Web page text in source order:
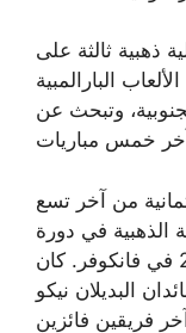
ذهبية ثالثة على
البارالمبية
الجنوبية، وتبحث عن
من آخر تسع
الذهبية في دورة
الألعاب 2014 في سوتشي و2010 في فانكوفر. كان
البديلان نيكو
فريقين فائزين